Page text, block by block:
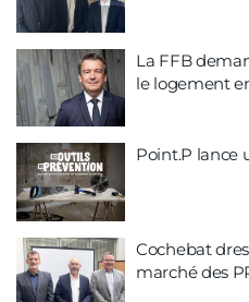
La FFB
le logement
Point.P lance
Cochebat
marché des